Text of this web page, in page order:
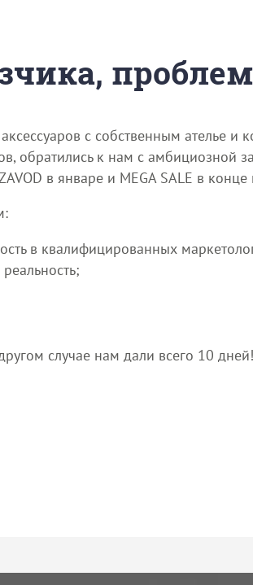
с собственным ателье и
обратились к нам с амбициозной
в январе и MEGA SALE в
в квалифицированных
случае нам дали всего 10